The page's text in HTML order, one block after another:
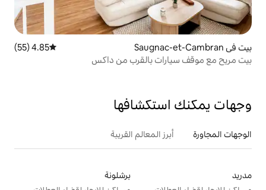
متوسط التقييم 4.85 من 5، 55 مراجعات
4.85 (55)
بالقرب من داكس
المعالم القريبة
برشلونة